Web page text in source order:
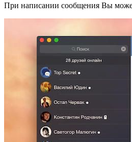
При написании сообщения Вы